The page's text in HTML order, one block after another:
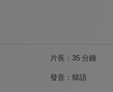
片長： 35 分鐘
發音： 韓語